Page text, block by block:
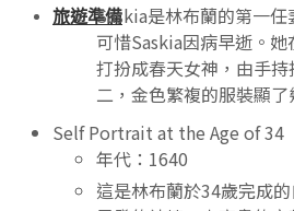
旅遊準備Saskia是林布蘭的第一任
可惜Saskia因病早逝。
打扮成春天女神，由手
二，金色繁複的服裝顯
Self Portrait at the Age of 34
年代：1640
這是林布蘭於34歲完成